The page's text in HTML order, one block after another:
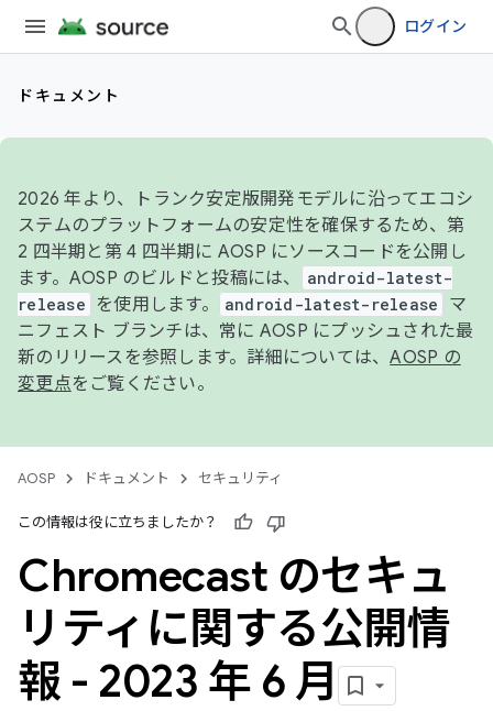
ログイン
ドキュメント
2026 年より、トランク安定版開発モデルに沿ってエコシ
ステムのプラットフォームの安定性を確保するため、第
2 四半期と第 4 四半期に AOSP にソースコードを公開し
ます。AOSP のビルドと投稿には、
android-latest-
release
を使用します。 android-latest-release
マ
ニフェスト ブランチは、常に AOSP にプッシュされた最
新のリリースを参照します。詳細については、AOSP の
変更点をご覧ください。
AOSP ドキュメント セキュリティ
この情報は役に立ちましたか？
Chromecast のセキュ
リティに関する公開情
報 - 2023 年 6 月